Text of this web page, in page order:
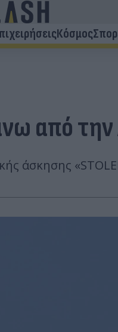
ΚόσμοςΣπορ
από
άσκησης